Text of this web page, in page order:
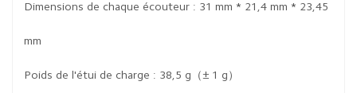
Dimensions de chaque écouteur : 31 mm * 21,4 mm * 23,45
mm
Poids de l'étui de charge : 38,5 g（± 1 g）